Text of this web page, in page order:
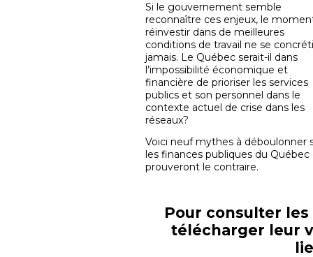
Si le gouvernement semble
reconnaître ces enjeux, le
réinvestir dans de meilleures
conditions de travail ne se
jamais. Le Québec serait-il dans
l’impossibilité économique et
financière de prioriser les services
publics et son personnel dans le
contexte actuel de crise dans les
réseaux?
Voici neuf mythes à déboulonner
les finances publiques du Québec
prouveront le contraire.
Pour consulter
télécharger leur